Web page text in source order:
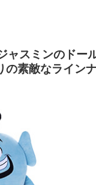
ャスミンのドー
の素敵なライン